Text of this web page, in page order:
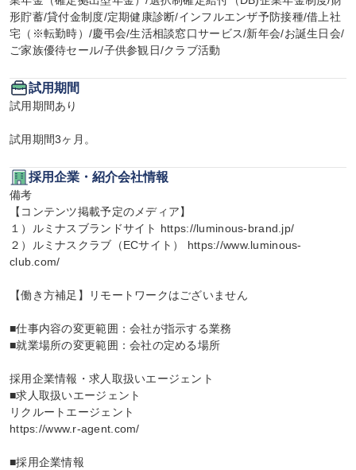
形貯蓄/貸付金制度/定期健康診断/インフルエンザ予防接種/借上社
宅（※転勤時）/慶弔会/生活相談窓口サービス/新年会/お誕生日会/
ご家族優待セール/子供参観日/クラブ活動
試用期間
試用期間あり
試用期間3ヶ月。
採用企業・紹介会社情報
備考
【コンテンツ掲載予定のメディア】
１）ルミナスブランドサイト https://luminous-brand.jp/
２）ルミナスクラブ（ECサイト） https://www.luminous-
club.com/
【働き方補足】リモートワークはございません
■仕事内容の変更範囲：会社が指示する業務
■就業場所の変更範囲：会社の定める場所
採用企業情報・求人取扱いエージェント
■求人取扱いエージェント
リクルートエージェント
https://www.r-agent.com/
■採用企業情報